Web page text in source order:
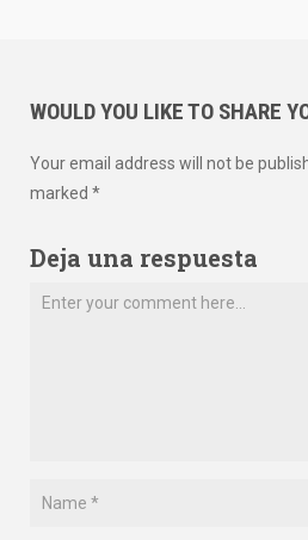
WOULD YOU LIKE TO SHARE
Your email address will not be
marked *
Deja una respuesta